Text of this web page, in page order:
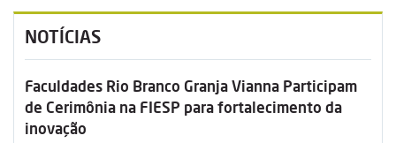
NOTÍCIAS
Faculdades Rio Branco Granja Vianna Participam
de Cerimônia na FIESP para fortalecimento da
inovação